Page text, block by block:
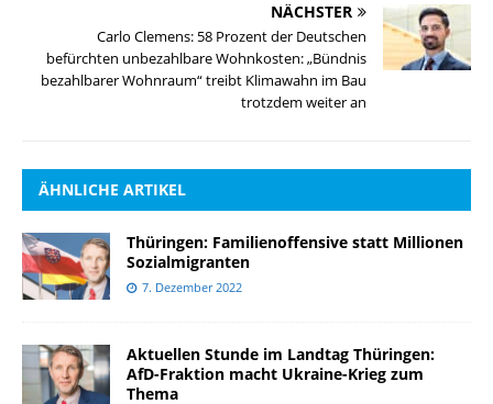
NÄCHSTER
Carlo Clemens: 58 Prozent der Deutschen
befürchten unbezahlbare Wohnkosten: „Bündnis
bezahlbarer Wohnraum“ treibt Klimawahn im Bau
trotzdem weiter an
ÄHNLICHE ARTIKEL
Thüringen: Familienoffensive statt Millionen
Sozialmigranten
7. Dezember 2022
Aktuellen Stunde im Landtag Thüringen:
AfD-Fraktion macht Ukraine-Krieg zum
Thema